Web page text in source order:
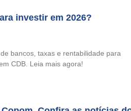
investir em 2026?
bancos, taxas e rentabilidade para
CDB. Leia mais agora!